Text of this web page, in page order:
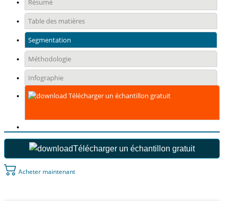
Résumé
Table des matières
Segmentation
Méthodologie
Infographie
Télécharger un échantillon gratuit
Télécharger un échantillon gratuit
Acheter maintenant